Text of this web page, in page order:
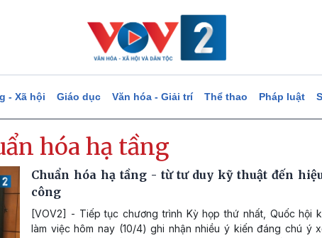
- Xã hội Giáo dục Văn hóa - Giải trí Thể thao Pháp luật
hóa hạ tầng
Chuẩn hóa hạ tầng - từ tư duy kỹ thuật đến
công
[VOV2] - Tiếp tục chương trình Kỳ họp thứ nhất, Quốc hội
làm việc hôm nay (10/4) ghi nhận nhiều ý kiến đáng chú ý